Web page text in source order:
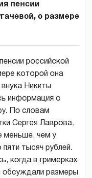
пенсии
о размере
российской
которой она
Никиты
информация о
По словам
Сергея Лаврова,
меньше, чем у
пяти тысяч рублей.
когда в гримерках
обсуждали размеры